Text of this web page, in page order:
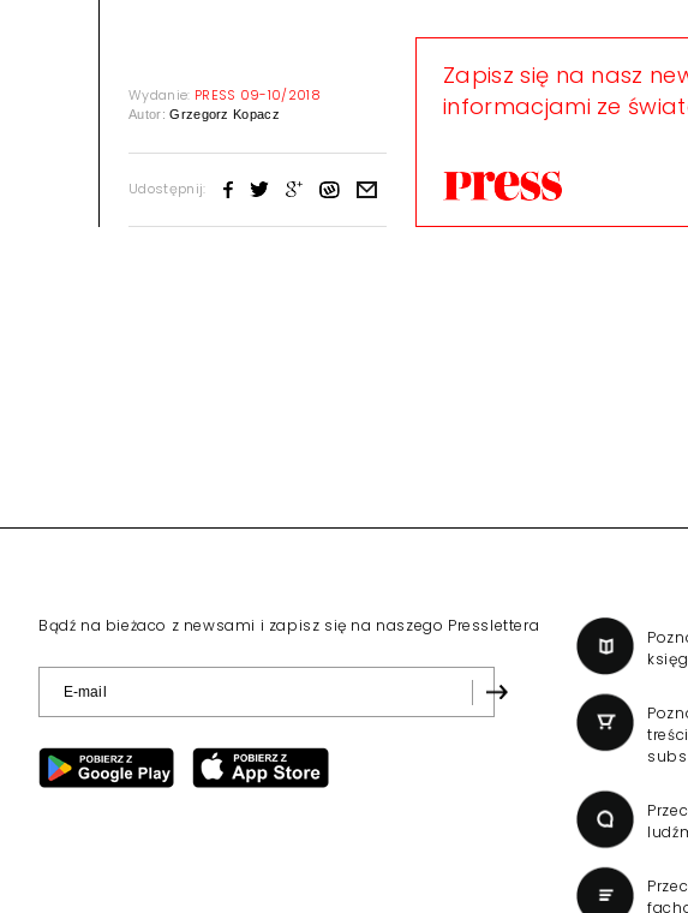
Wydanie: PRESS 09-10/2018
Autor:Grzegorz Kopacz
Udostępnij:
Zapisz się na nasz
informacjami ze
Bądź na bieżaco z newsami i zapisz się na naszego Presslettera